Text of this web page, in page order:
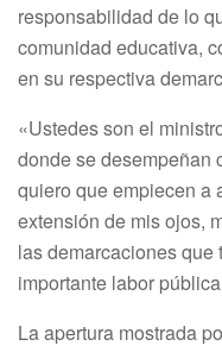
responsabilidad de lo
comunidad educativa,
en su respectiva
«Ustedes son el
donde se desempeñan
quiero que empiecen a
extensión de mis ojos,
las demarcaciones
importante labor
La apertura mostrada